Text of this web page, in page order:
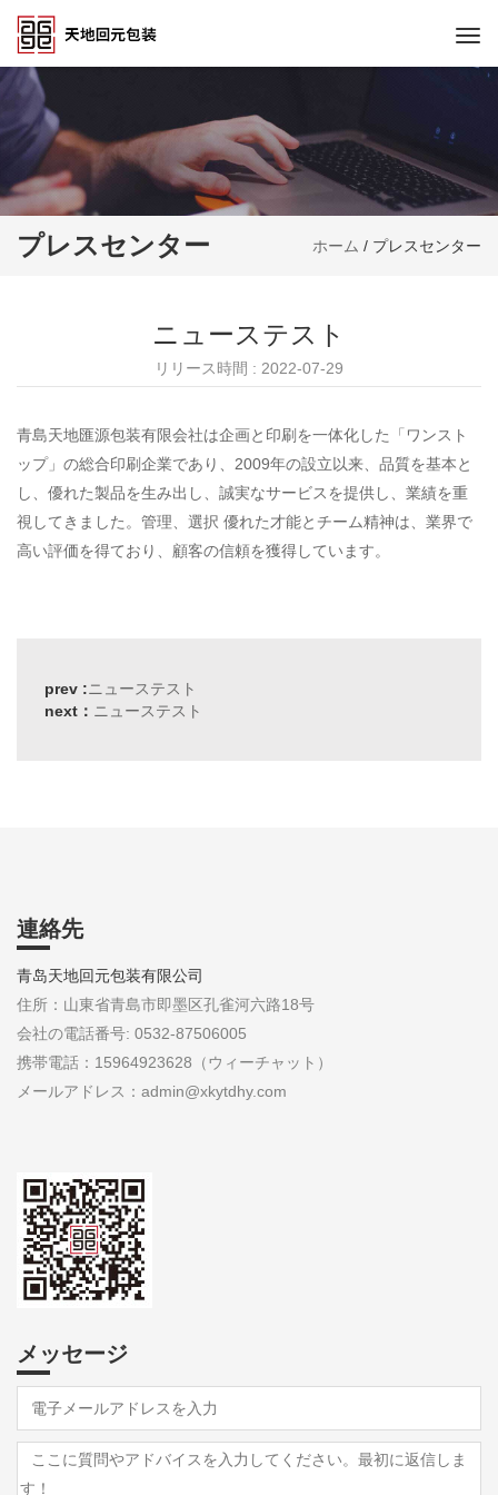
プレスセンター ホーム / プレスセンター
ニューステスト
リリース時間 : 2022-07-29
青島天地匯源包装有限会社は企画と印刷を一体化した「ワンスト
ップ」の総合印刷企業であり、2009年の設立以来、品質を基本と
し、優れた製品を生み出し、誠実なサービスを提供し、業績を重
視してきました。管理、選択 優れた才能とチーム精神は、業界で
高い評価を得ており、顧客の信頼を獲得しています。
prev :ニューステスト
next： ニューステスト
連絡先
青岛天地回元包装有限公司
住所：山東省青島市即墨区孔雀河六路18号
会社の電話番号: 0532-87506005
携帯電話：15964923628（ウィーチャット）
メールアドレス：admin@xkytdhy.com
メッセージ